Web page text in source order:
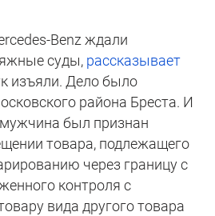
Benz ждали
суды, рассказывает
изъяли. Дело было
района Бреста. И
был признан
товара, подлежащего
через границу с
контроля с
вида другого товара